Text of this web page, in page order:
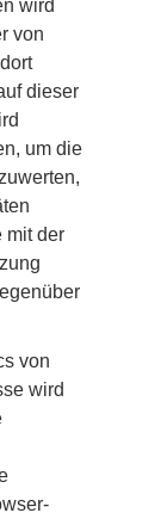
wird
von
dieser
um die
mit der
von
wird